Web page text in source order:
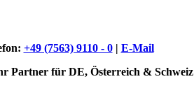
+49 (7563) 9110 - 0| E-Mail
Partner für DE, Österreich & Schweiz